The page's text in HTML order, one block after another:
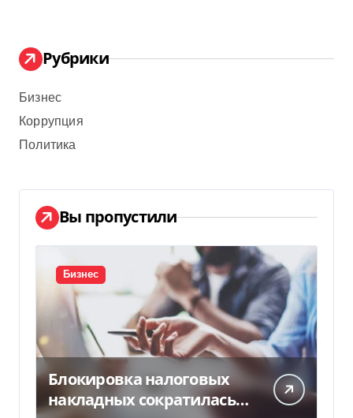
Рубрики
Бизнес
Коррупция
Политика
Вы пропустили
Бизнес
Блокировка налоговых
накладных сократилась